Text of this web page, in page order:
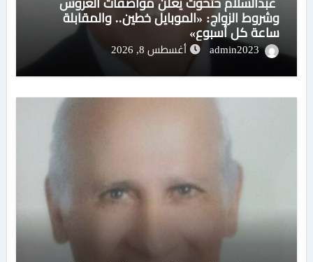
عبدالسلام حتحوت يعلن مواصفات العروس
وشروط الزواج: «الموبايل خطين.. والمقابلة
ساعة كل أسبوع»
admin2023 أغسطس 8, 2026